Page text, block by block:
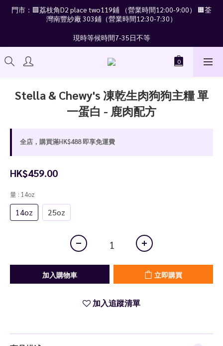
門市：🟪荔枝角D2 place two119鋪 （營業時間12:00-9:00） 🟧荃
灣南豐紗廠 303鋪（營業時間12:30-7:30）
現時等候時間7-35日不等
Stella & Chewy's 凍乾生肉狗狗主糧 單
一蛋白 - 鹿肉配方
全店，購買滿HK$488 即享免運費
HK$459.00
量 : 14oz
14oz 25oz
加入購物車 立即購買
加入追蹤清單